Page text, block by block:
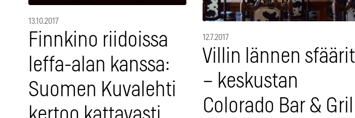
13.10.2017
Finnkino riidoissa
leffa-alan kanssa:
Suomen Kuvalehti
12.7.2017
Villin lännen sfäärit
– keskustan
Colorado Bar & Grill